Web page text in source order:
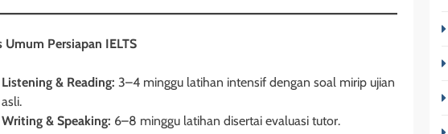
Umum Persiapan IELTS
Listening & Reading: 3–4 minggu latihan intensif dengan soal mirip ujian
asli.
Writing & Speaking: 6–8 minggu latihan disertai evaluasi tutor.